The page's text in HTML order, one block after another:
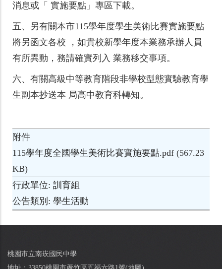
消息或「 實施要點」專區下載。
五、 另有關本市115學年度學生美術比賽實施要點
將另函文各校 ，如貴校新學年度本業務承辦人員
有所異動，務請確實列入 業務移交事項。
六、 有關高級中等教育階段非學校型態實驗教育學
生副本抄送本 局高中教育科轉知。
附件
115學年度全國學生美術比賽實施要點.pdf (567.23
KB)
行政單位 訓育組
公告類別
學生活動
桃園市立南崁國民中學